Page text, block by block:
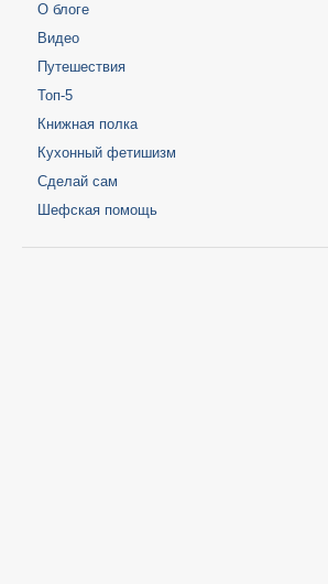
О блоге
Видео
Путешествия
Топ-5
Книжная полка
Кухонный фетишизм
Сделай сам
Шефская помощь